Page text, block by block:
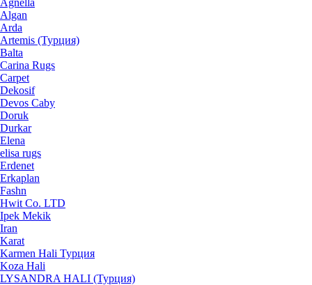
Agnella
Algan
Arda
Artemis (Турция)
Balta
Carina Rugs
Carpet
Dekosif
Devos Caby
Doruk
Durkar
Elena
elisa rugs
Erdenet
Erkaplan
Fashn
Hwit Co. LTD
Ipek Mekik
Iran
Karat
Karmen Hali Турция
Koza Hali
LYSANDRA HALI (Турция)